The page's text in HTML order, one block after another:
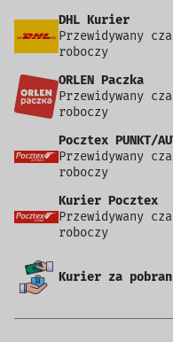
DHL Kurier
Przewidywany
roboczy
ORLEN Paczka
Przewidywany
roboczy
Pocztex PUNKT/
Przewidywany
roboczy
Kurier Pocztex
Przewidywany
roboczy
Kurier za